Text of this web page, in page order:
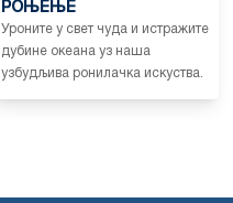
РОЊЕЊЕ
Уроните у свет чуда и истражите
дубине океана уз наша
узбудљива ронилачка искуства.